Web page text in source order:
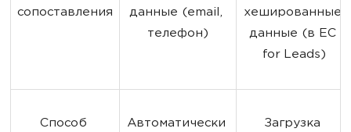
сопоставления
данные (email,
телефон)
хешированные
данные (в EC
for Leads)
Способ
Автоматически
Загрузка